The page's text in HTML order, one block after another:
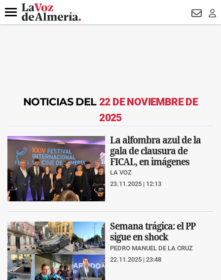
DESTACADO
Menú
NOTICIAS DEL 22 DE NOVIEMBRE DE
2025
La alfombra azul de la
gala de clausura de
FICAL, en imágenes
LA VOZ
23.11.2025 | 12:13
Semana trágica: el PP
sigue en shock
PEDRO MANUEL DE LA CRUZ
22.11.2025 | 23:48